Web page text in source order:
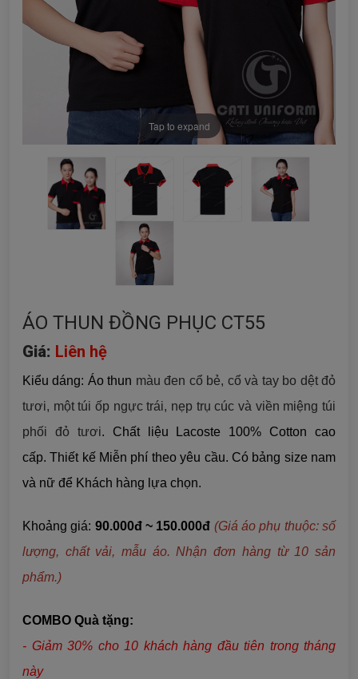
Tap to expand
ÁO THUN ĐỒNG PHỤC CT55
Giá: Liên hệ
Kiểu dáng: Áo thun màu đen cổ bẻ, cổ và tay bo dệt đỏ
tươi, một túi ốp ngực trái, nẹp trụ cúc và viền miệng túi
phối đỏ tươi. Chất liệu Lacoste 100% Cotton cao
cấp. Thiết kế Miễn phí theo yêu cầu. Có bảng size nam
và nữ để Khách hàng lựa chọn.
Khoảng giá: 90.000đ ~ 150.000đ (Giá áo phụ thuộc: số
lượng, chất vải, mẫu áo. Nhận đơn hàng từ 10 sản
phẩm.)
COMBO Quà tặng:
- Giảm 30% cho 10 khách hàng đầu tiên trong tháng
này